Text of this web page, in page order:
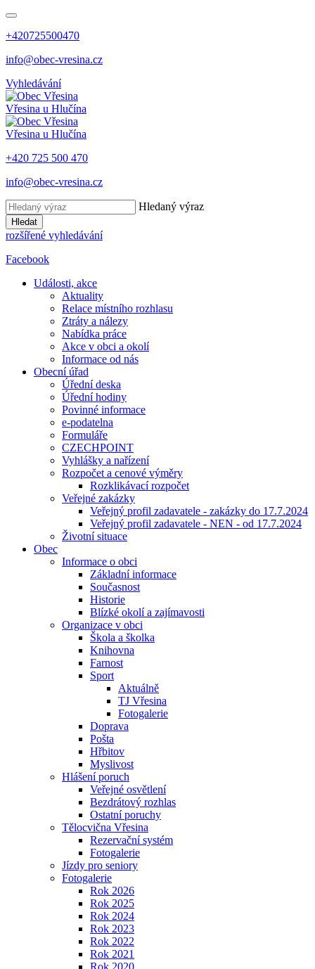
+420725500470
info@obec-vresina.cz
Vyhledávání
Vřesina u Hlučína
Vřesina u Hlučína
+420 725 500 470
info@obec-vresina.cz
Hledaný výraz
Hledat
rozšířené vyhledávání
Facebook
Události, akce
Aktuality
Relace místního rozhlasu
Ztráty a nálezy
Nabídka práce
Akce v obci a okolí
Informace od nás
Obecní úřad
Úřední deska
Úřední hodiny
Povinné informace
e-podatelna
Formuláře
CZECHPOINT
Vyhlášky a nařízení
Rozpočet a cenové výměry
Rozklikávací rozpočet
Veřejné zakázky
Veřejný profil zadavatele - zakázky do 17.7.2024
Veřejný profil zadavatele - NEN - od 17.7.2024
Životní situace
Obec
Informace o obci
Základní informace
Současnost
Historie
Blízké okolí a zajímavosti
Organizace v obci
Škola a školka
Knihovna
Farnost
Sport
Aktuálně
TJ Vřesina
Fotogalerie
Doprava
Pošta
Hřbitov
Myslivost
Hlášení poruch
Veřejné osvětlení
Bezdrátový rozhlas
Ostatní poruchy
Tělocvična Vřesina
Rezervační systém
Fotogalerie
Jízdy pro seniory
Fotogalerie
Rok 2026
Rok 2025
Rok 2024
Rok 2023
Rok 2022
Rok 2021
Rok 2020